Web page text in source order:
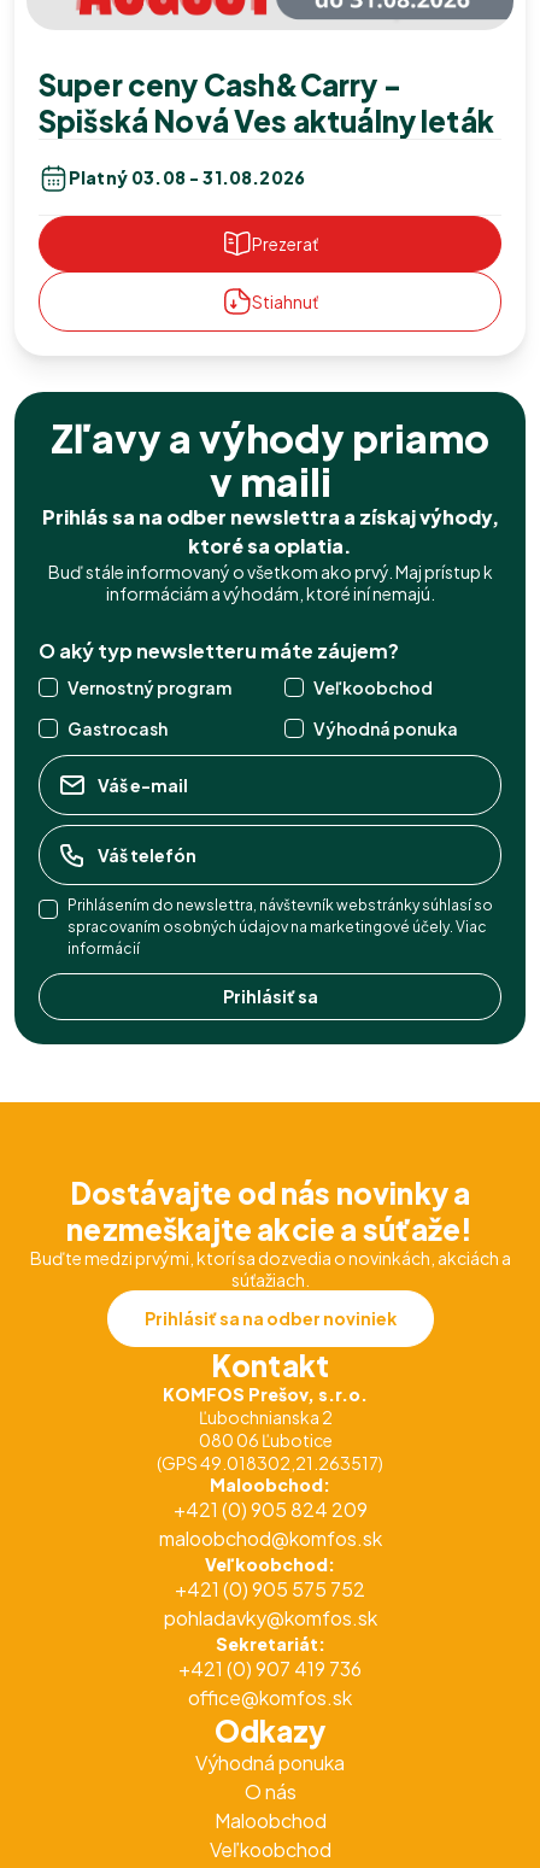
Super ceny Cash&Carry -
Spišská Nová Ves aktuálny leták
Platný 03.08 - 31.08.2026
Prezerať
Stiahnuť
Zľavy a výhody priamo
v maili
Prihlás sa na odber newslettra a získaj výhody,
ktoré sa oplatia.
Buď stále informovaný o všetkom ako prvý. Maj prístup k
informáciám a výhodám, ktoré iní nemajú.
O aký typ newsletteru máte záujem?
Vernostný program
Veľkoobchod
Gastrocash
Výhodná ponuka
Prihlásením do newslettra, návštevník webstránky súhlasí so
spracovaním osobných údajov na marketingové účely. Viac
informácií
Prihlásiť sa
Kontakt
KOMFOS Prešov, s.r.o.
Ľubochnianska 2
080 06 Ľubotice
(GPS 49.018302,21.263517)
Maloobchod:
+421 (0) 905 824 209
maloobchod@komfos.sk
Veľkoobchod:
+421 (0) 905 575 752
pohladavky@komfos.sk
Sekretariát:
+421 (0) 907 419 736
office@komfos.sk
Odkazy
Výhodná ponuka
O nás
Maloobchod
Veľkoobchod
Dostávajte od nás novinky a
nezmeškajte akcie a súťaže!
Buďte medzi prvými, ktorí sa dozvedia o novinkách, akciách a
súťažiach.
Prihlásiť sa na odber noviniek